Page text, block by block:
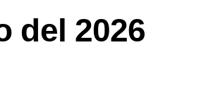
del 2026